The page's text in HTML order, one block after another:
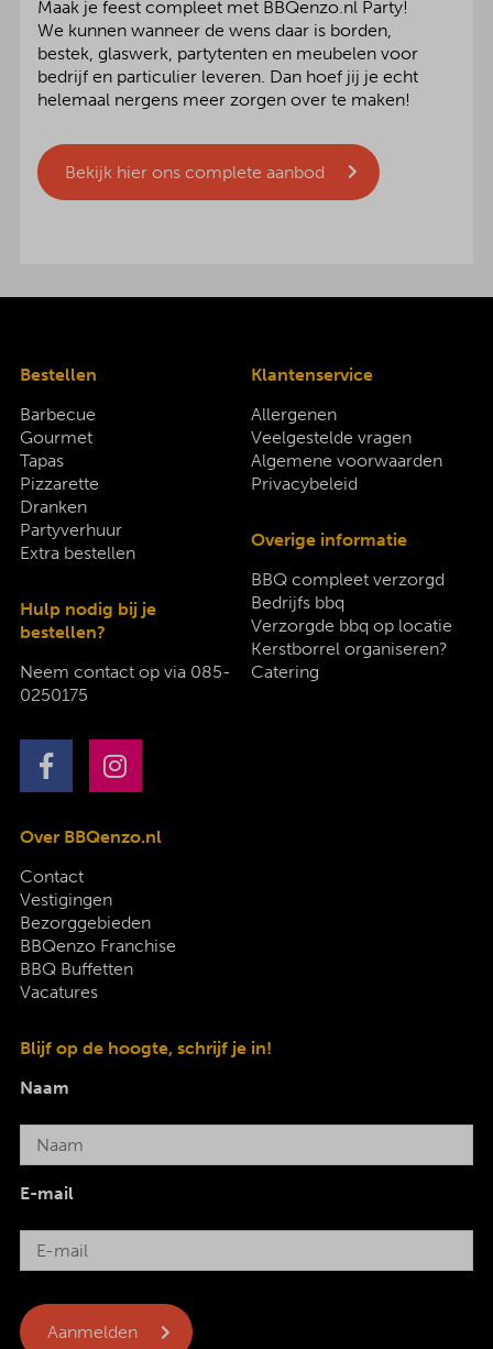
Maak je feest compleet met BBQenzo.nl Party!
We kunnen wanneer de wens daar is borden,
bestek, glaswerk, partytenten en meubelen voor
bedrijf en particulier leveren. Dan hoef jij je echt
helemaal nergens meer zorgen over te maken!
Bekijk hier ons complete aanbod
Bestellen
Barbecue
Gourmet
Tapas
Pizzarette
Dranken
Partyverhuur
Extra bestellen
Hulp nodig bij je
bestellen?
Neem contact op via 085-
0250175
Klantenservice
Allergenen
Veelgestelde vragen
Algemene voorwaarden
Privacybeleid
Overige informatie
BBQ compleet verzorgd
Bedrijfs bbq
Verzorgde bbq op locatie
Kerstborrel organiseren?
Catering
Over BBQenzo.nl
Contact
Vestigingen
Bezorggebieden
BBQenzo Franchise
BBQ Buffetten
Vacatures
Blijf op de hoogte, schrijf je in!
Naam
E-mail